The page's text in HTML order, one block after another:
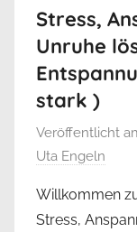
Stress,
Unruhe
stark )
Veröffentlicht
Uta Engeln
Willkommen
Stress,